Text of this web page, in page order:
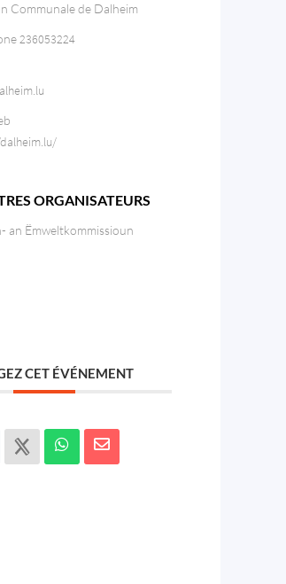
Communale de Dalheim
236053224
ORGANISATEURS
an Ëmweltkommissioun
CET ÉVÉNEMENT